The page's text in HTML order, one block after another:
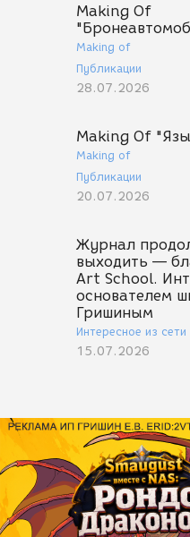
Making Of
Making of
Публикации
28.07.2026
Making Of
Making of
Публикации
20.07.2026
Журнал
выходить —
Art School.
основателем
Гришиным
Интересное из сети
15.07.2026